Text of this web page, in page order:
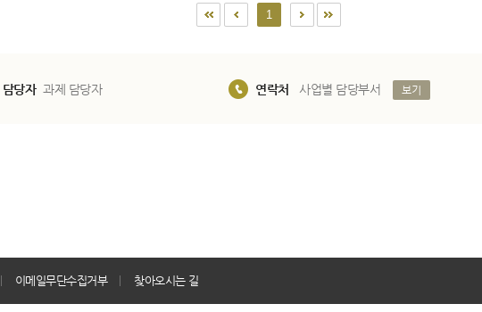
1
담당자 과제 담당자 연락처 사업별 담당부서 보기
이메일무단수집거부 찾아오시는 길